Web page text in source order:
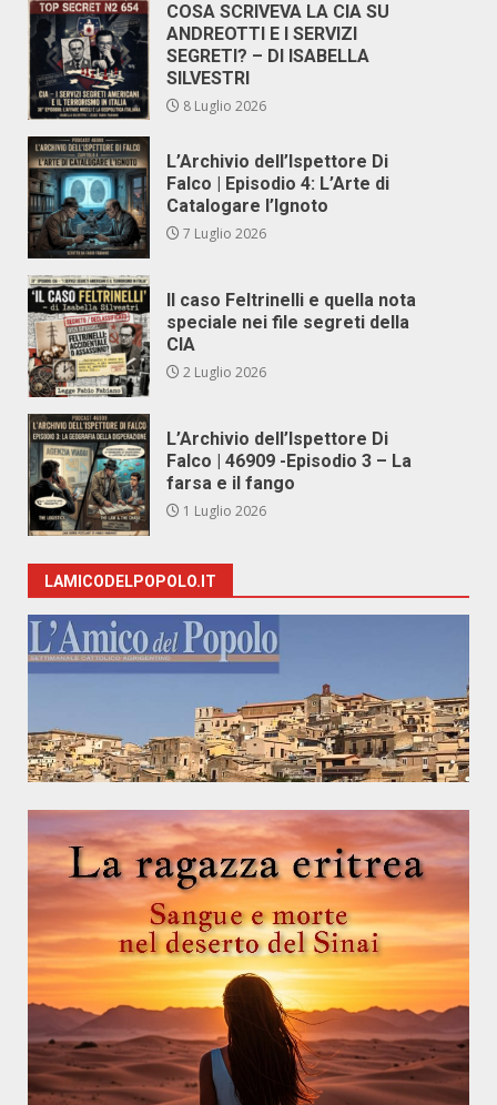
COSA SCRIVEVA LA CIA SU
ANDREOTTI E I SERVIZI
SEGRETI? – DI ISABELLA
SILVESTRI
8 Luglio 2026
L’Archivio dell’Ispettore Di
Falco | Episodio 4: L’Arte di
Catalogare l’Ignoto
7 Luglio 2026
Il caso Feltrinelli e quella nota
speciale nei file segreti della
CIA
2 Luglio 2026
L’Archivio dell’Ispettore Di
Falco | 46909 -Episodio 3 – La
farsa e il fango
1 Luglio 2026
LAMICODELPOPOLO.IT